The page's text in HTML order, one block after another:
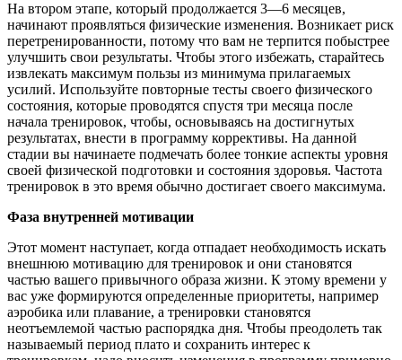
На втором этапе, который продолжается 3—6 месяцев,
начинают проявляться физические изменения. Возникает риск
перетренированности, потому что вам не терпится побыстрее
улучшить свои результаты. Чтобы этого избежать, старайтесь
извлекать максимум пользы из минимума прилагаемых
усилий. Используйте повторные тесты своего физического
состояния, которые проводятся спустя три месяца после
начала тренировок, чтобы, основываясь на достигнутых
результатах, внести в программу коррективы. На данной
стадии вы начинаете подмечать более тонкие аспекты уровня
своей физической подготовки и состояния здоровья. Частота
тренировок в это время обычно достигает своего максимума.
Фаза внутренней мотивации
Этот момент наступает, когда отпадает необходимость искать
внешнюю мотивацию для тренировок и они становятся
частью вашего привычного образа жизни. К этому времени у
вас уже формируются определенные приоритеты, например
аэробика или плавание, а тренировки становятся
неотъемлемой частью распорядка дня. Чтобы преодолеть так
называемый период плато и сохранить интерес к